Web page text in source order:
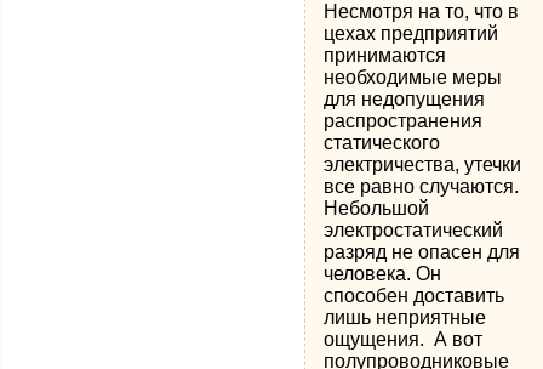
Несмотря на то, что в
цехах предприятий
принимаются
необходимые меры
для недопущения
распространения
статического
электричества, утечки
все равно случаются.
Небольшой
электростатический
разряд не опасен для
человека. Он
способен доставить
лишь неприятные
ощущения. А вот
полупроводниковые